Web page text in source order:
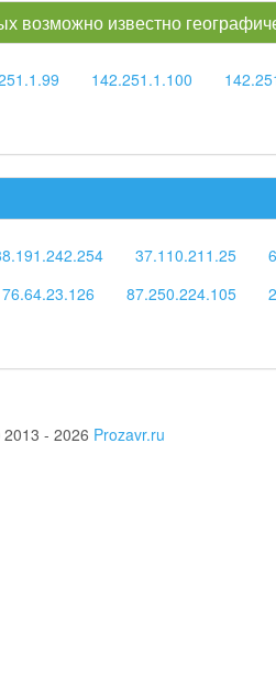
возможно известно
142.251.1.100
37.110.211.25
87.250.224.105
- 2026 Prozavr.ru